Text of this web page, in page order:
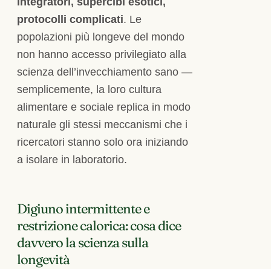
protocolli complicati. Le
popolazioni più longeve del mondo
non hanno accesso privilegiato alla
scienza dell’invecchiamento sano —
semplicemente, la loro cultura
alimentare e sociale replica in modo
naturale gli stessi meccanismi che i
ricercatori stanno solo ora iniziando
a isolare in laboratorio.
Digiuno intermittente e
restrizione calorica: cosa dice
davvero la scienza sulla
longevità